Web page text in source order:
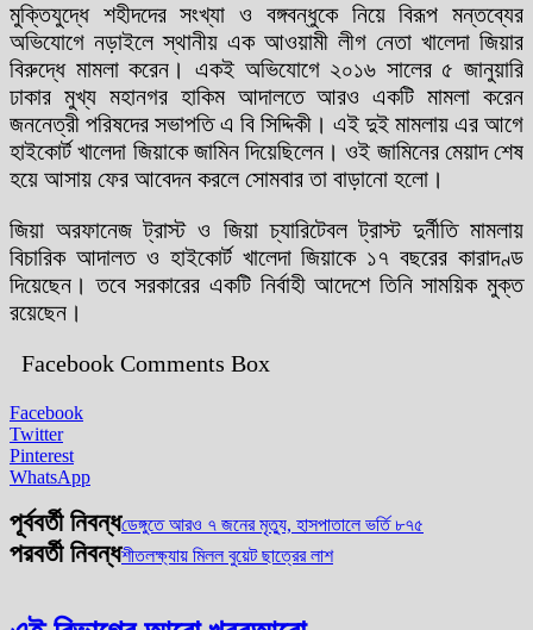
মুক্তিযুদ্ধে শহীদদের সংখ্যা ও বঙ্গবন্ধুকে নিয়ে বিরূপ মন্তব্যের
অভিযোগে নড়াইলে স্থানীয় এক আওয়ামী লীগ নেতা খালেদা জিয়ার
বিরুদ্ধে মামলা করেন। একই অভিযোগে ২০১৬ সালের ৫ জানুয়ারি
ঢাকার মুখ্য মহানগর হাকিম আদালতে আরও একটি মামলা করেন
জননেত্রী পরিষদের সভাপতি এ বি সিদ্দিকী। এই দুই মামলায় এর আগে
হাইকোর্ট খালেদা জিয়াকে জামিন দিয়েছিলেন। ওই জামিনের মেয়াদ শেষ
হয়ে আসায় ফের আবেদন করলে সোমবার তা বাড়ানো হলো।
জিয়া অরফানেজ ট্রাস্ট ও জিয়া চ্যারিটেবল ট্রাস্ট দুর্নীতি মামলায়
বিচারিক আদালত ও হাইকোর্ট খালেদা জিয়াকে ১৭ বছরের কারাদণ্ড
দিয়েছেন। তবে সরকারের একটি নির্বাহী আদেশে তিনি সাময়িক মুক্ত
রয়েছেন।
Facebook Comments Box
Facebook
Twitter
Pinterest
WhatsApp
পূর্ববর্তী নিবন্ধডেঙ্গুতে আরও ৭ জনের মৃত্যু, হাসপাতালে ভর্তি ৮৭৫
পরবর্তী নিবন্ধশীতলক্ষ্যায় মিলল বুয়েট ছাত্রের লাশ